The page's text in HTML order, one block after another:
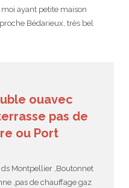
ayant petite maison
Bédarieux, très bel
ouavec
pas de
ou Port
Montpellier ,Boutonnet
,pas de chauffage gaz